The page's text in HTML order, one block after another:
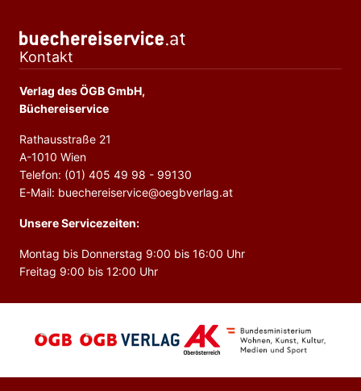
Kontakt
Verlag des ÖGB GmbH,
Büchereiservice
Rathausstraße 21
A-1010 Wien
Telefon: (01) 405 49 98 - 99130
E-Mail: buechereiservice@oegbverlag.at
Unsere Servicezeiten:
Montag bis Donnerstag 9:00 bis 16:00 Uhr
Freitag 9:00 bis 12:00 Uhr